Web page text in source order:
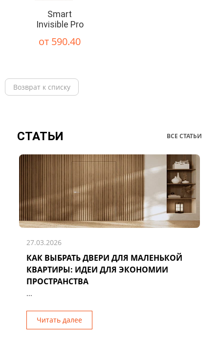
Smart
Invisible Pro
от 590.40
Возврат к списку
СТАТЬИ ВСЕ СТАТЬИ
27.03.2026
КАК ВЫБРАТЬ ДВЕРИ ДЛЯ МАЛЕНЬКОЙ
КВАРТИРЫ: ИДЕИ ДЛЯ ЭКОНОМИИ
ПРОСТРАНСТВА
...
Читать далее